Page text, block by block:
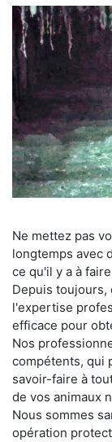
Ne mettez pas
longtemps avec
ce qu'il y a à
Depuis toujours,
l'expertise
efficace pour
Nos
compétents, qui
savoir-faire à
de vos animaux
Nous sommes
opération